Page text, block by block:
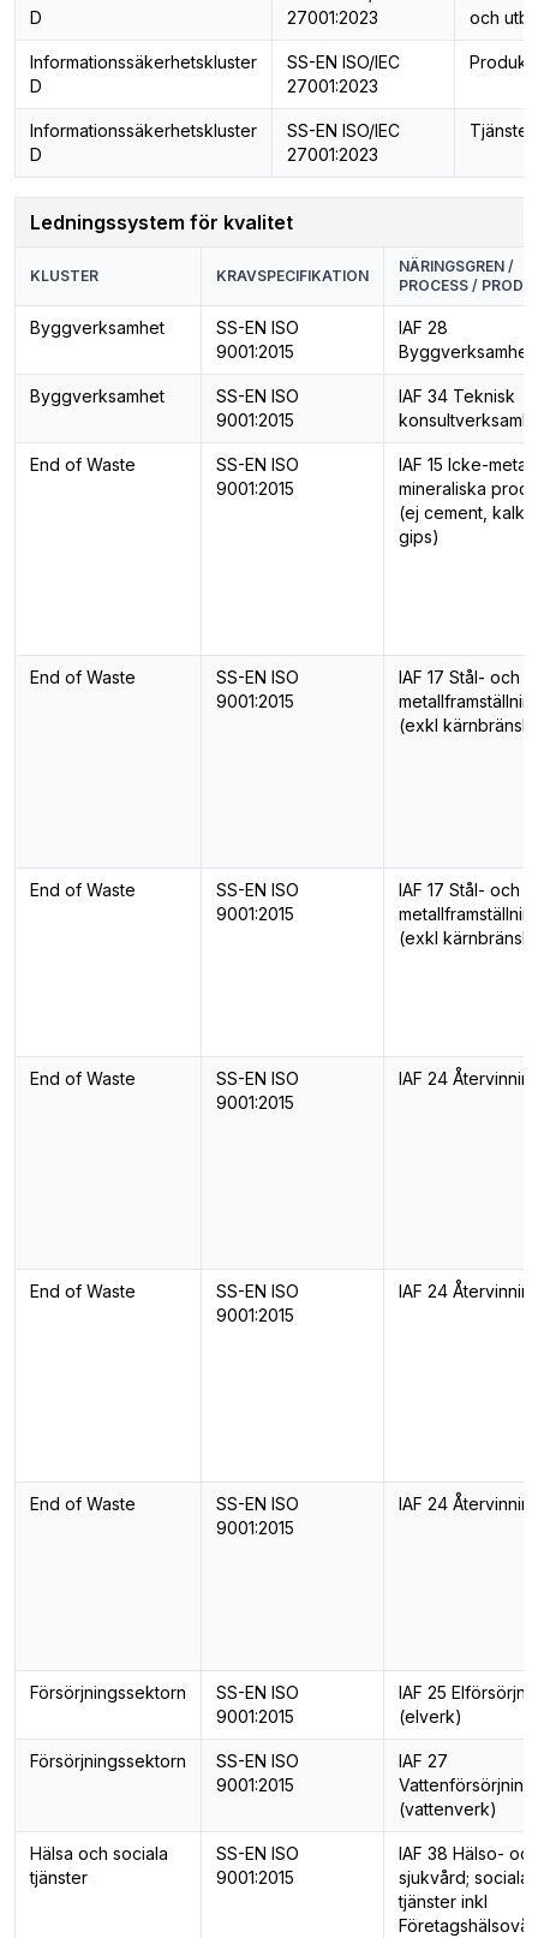
D
27001:2023
och
Informationssäkerhetskluster
D
SS-EN ISO/IEC
27001:2023
Informationssäkerhetskluster
D
SS-EN ISO/IEC
27001:2023
Tjänster
Ledningssystem för kvalitet
KLUSTER KRAVSPECIFIKATION
NÄRINGSGREN /
PROCESS /
Byggverksamhet
SS-EN ISO
9001:2015
IAF 28
Byggverksamhet
Byggverksamhet
SS-EN ISO
9001:2015
IAF 34 Teknisk
End of Waste
SS-EN ISO
9001:2015
IAF 15 Icke-
mineraliska
(ej cement, kalk
gips)
End of Waste
SS-EN ISO
9001:2015
IAF 17 Stål- och
(exkl
End of Waste
SS-EN ISO
9001:2015
IAF 17 Stål- och
(exkl
End of Waste
SS-EN ISO
9001:2015
IAF 24
End of Waste
SS-EN ISO
9001:2015
IAF 24
End of Waste
SS-EN ISO
9001:2015
IAF 24
Försörjningssektorn
SS-EN ISO
9001:2015
IAF 25
(elverk)
Försörjningssektorn
SS-EN ISO
9001:2015
IAF 27
Vattenförsörjning
(vattenverk)
Hälsa och sociala
tjänster
SS-EN ISO
9001:2015
IAF 38 Hälso- och
sjukvård; sociala
tjänster inkl